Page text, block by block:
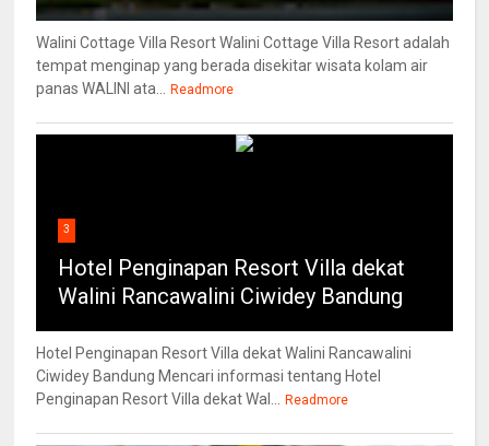
Walini Cottage Villa Resort Walini Cottage Villa Resort adalah
tempat menginap yang berada disekitar wisata kolam air
panas WALINI ata...
Readmore
3
Hotel Penginapan Resort Villa dekat
Walini Rancawalini Ciwidey Bandung
Hotel Penginapan Resort Villa dekat Walini Rancawalini
Ciwidey Bandung Mencari informasi tentang Hotel
Penginapan Resort Villa dekat Wal...
Readmore